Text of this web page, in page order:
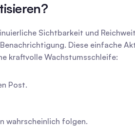
Sichtbarkeit und
Diese einfache
kraftvolle Wachstumsschleife:
Post.
wahrscheinlich folgen.